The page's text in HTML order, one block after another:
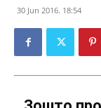
30 Jun 2016. 18:54